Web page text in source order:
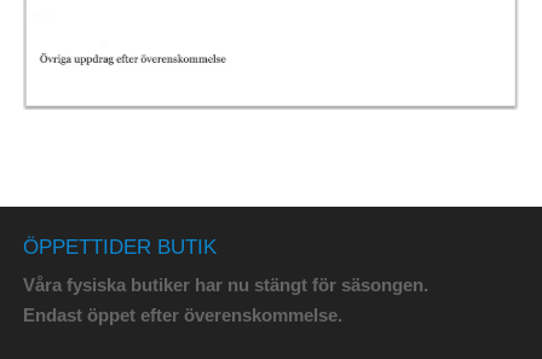
ÖPPETTIDER BUTIK
Våra fysiska butiker har nu stängt för säsongen.
Endast öppet efter överenskommelse.